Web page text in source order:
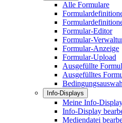
Alle Formulare
Formular-Editor
Formular-
Formular-Anzeige
Formular-Upload
Ausgefüllte
Ausgefülltes
Info-Displays
Meine Info-
Info-Display
Mediendatei